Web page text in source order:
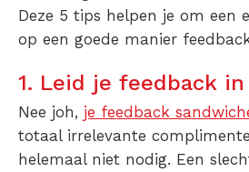
Deze 5 tips helpen je om een
op een goede manier
1. Leid je feedback in
Nee joh, je feedback
totaal irrelevante
helemaal niet nodig. Een